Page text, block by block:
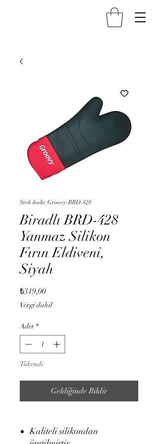
Stok kodu: Groovy-BRD.428
Biradlı BRD-428
Yanmaz Silikon
Fırın Eldiveni,
Siyah
₺319,00Fiyat
Vergi dahil
Adet *
Tükendi
Geldiğinde Bildir
Kaliteli silikondan